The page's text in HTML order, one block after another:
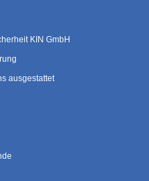
KIN GmbH
ausgestattet